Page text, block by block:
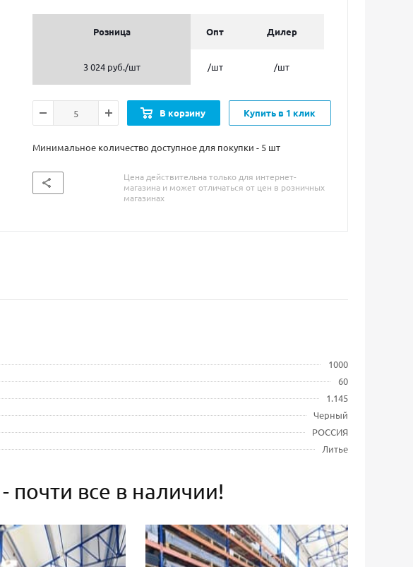
Розница Опт Дилер
3 024 руб./шт /шт /шт
В корзину Купить в 1 клик
Минимальное количество доступное для покупки - 5 шт
Цена действительна только для интернет-
магазина и может отличаться от цен в розничных
магазинах
1000
60
1.145
Черный
РОССИЯ
Литье
все в наличии!